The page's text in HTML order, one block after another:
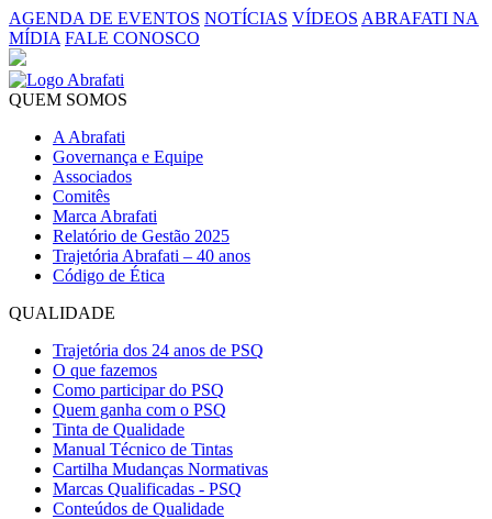
AGENDA DE EVENTOS NOTÍCIAS VÍDEOS ABRAFATI NA
MÍDIA FALE CONOSCO
QUEM SOMOS
A Abrafati
Governança e Equipe
Associados
Comitês
Marca Abrafati
Relatório de Gestão 2025
Trajetória Abrafati – 40 anos
Código de Ética
QUALIDADE
Trajetória dos 24 anos de PSQ
O que fazemos
Como participar do PSQ
Quem ganha com o PSQ
Tinta de Qualidade
Manual Técnico de Tintas
Cartilha Mudanças Normativas
Marcas Qualificadas - PSQ
Conteúdos de Qualidade